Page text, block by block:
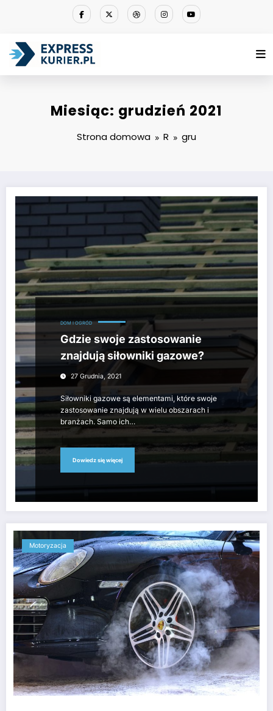
Miesiąc: grudzień 2021
Strona domowa R gru
DOM I OGRÓD
Gdzie swoje zastosowanie
znajdują siłowniki gazowe?
27 Grudnia, 2021
Siłowniki gazowe są elementami, które swoje
zastosowanie znajdują w wielu obszarach i
branżach. Samo ich…
Dowiedz się więcej
Motoryzacja